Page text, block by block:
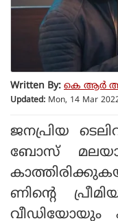
Written By: കെ ആര്‍
Updated: Mon, 14 Mar
ജനപ്രിയ
ബോസ്
ണിന്റെ
വീഡിയോയും